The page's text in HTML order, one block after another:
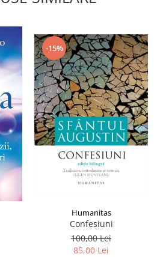
-15%
Humanitas
Confesiuni
100,00 Lei
85,00 Lei